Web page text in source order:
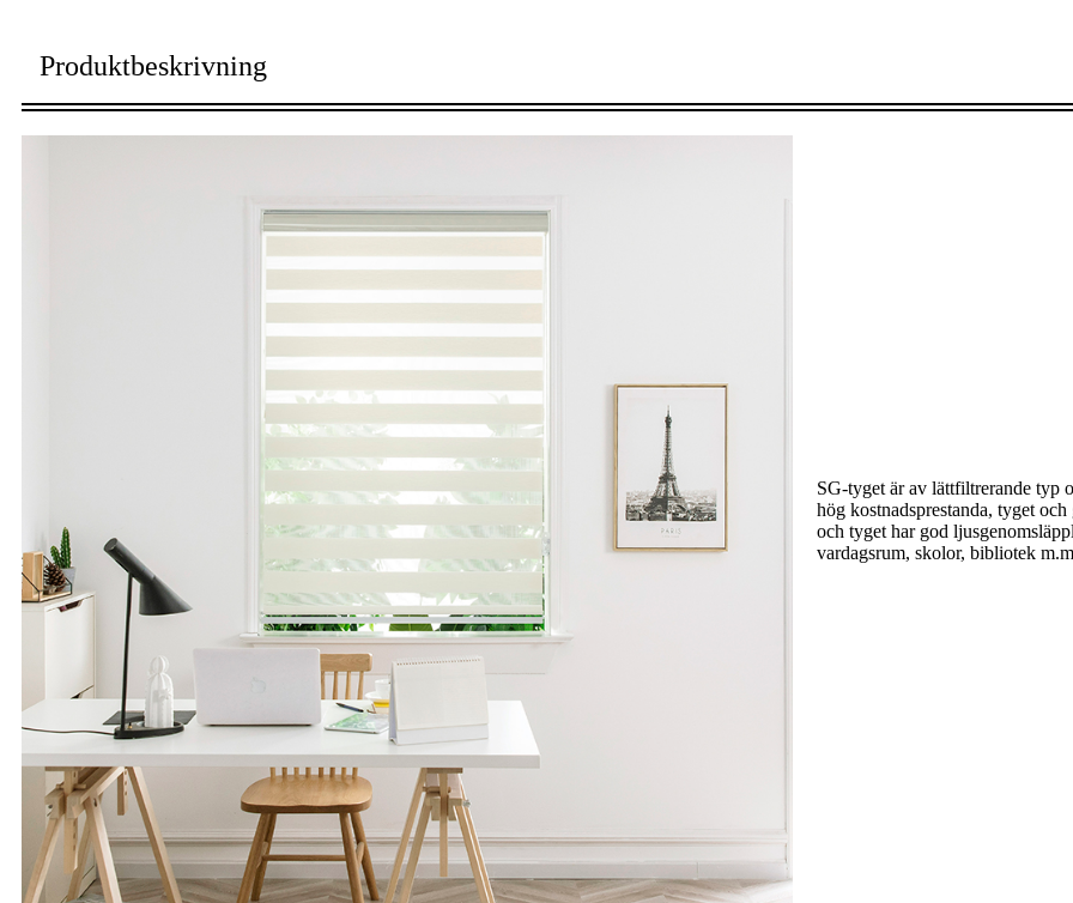
Produktbeskrivning
SG-tyget är av lättfiltrerande typ
hög kostnadsprestanda, tyget
och tyget har god
vardagsrum, skolor, bibliotek